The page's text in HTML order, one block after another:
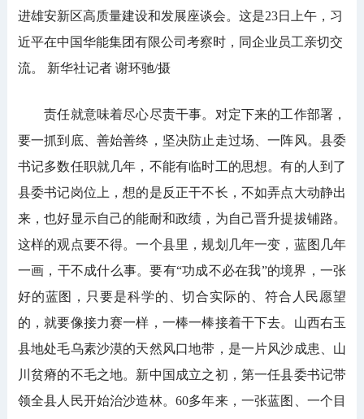
进雄安新区高质量建设和发展座谈会。这是23日上午，习
近平在中国华能集团有限公司考察时，同企业员工亲切交
流。 新华社记者 谢环驰/摄
责任就意味着尽心尽责干事。对定下来的工作部署，
要一抓到底、善始善终，坚决防止走过场、一阵风。县委
书记多数任职就几年，不能有临时工的思想。有的人到了
县委书记岗位上，想的是反正干不长，不如弄点大动静出
来，也好显示自己的能耐和政绩，为自己晋升提拔铺路。
这样的观点要不得。一个县里，规划几年一变，蓝图几年
一画，干不成什么事。要有“功成不必在我”的境界，一张
好的蓝图，只要是科学的、切合实际的、符合人民愿望
的，就要像接力赛一样，一棒一棒接着干下去。山西右玉
县地处毛乌素沙漠的天然风口地带，是一片风沙成患、山
川贫瘠的不毛之地。新中国成立之初，第一任县委书记带
领全县人民开始治沙造林。60多年来，一张蓝图、一个目